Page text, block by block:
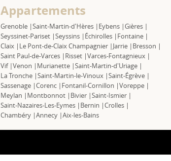
Appartements
Grenoble |Saint-Martin-d'Hères | Eybens |Gières |
Seyssinet-Pariset |Seyssins | Échirolles | Fontaine |
Claix | Le Pont-de-Claix Champagnier | Jarrie | Bresson |
Saint Paul-de-Varces | Risset |Varces-Fontagnieux |
Vif |Venon | Murianette |Saint-Martin-d'Uriage |
La Tronche |Saint-Martin-le-Vinoux |Saint-Égrève |
Sassenage |Corenc | Fontanil-Cornillon |Voreppe |
Meylan | Montbonnot | Bivier |Saint-Ismier |
Saint-Nazaires-Les-Eymes | Bernin |Crolles |
Chambéry |Annecy |Aix-les-Bains